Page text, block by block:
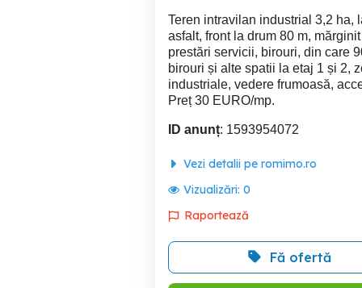
Teren intravilan industrial 3,2 ha,
asfalt, front la drum 80 m,
prestări servicii, birouri, din care
birouri și alte spatii la etaj 1 și 2,
industriale, vedere frumoasă,
Preț 30 EURO/mp.
ID anunț: 1593954072
Vezi detalii pe romimo.ro
Vizualizări: 0
Raportează
Fă ofertă